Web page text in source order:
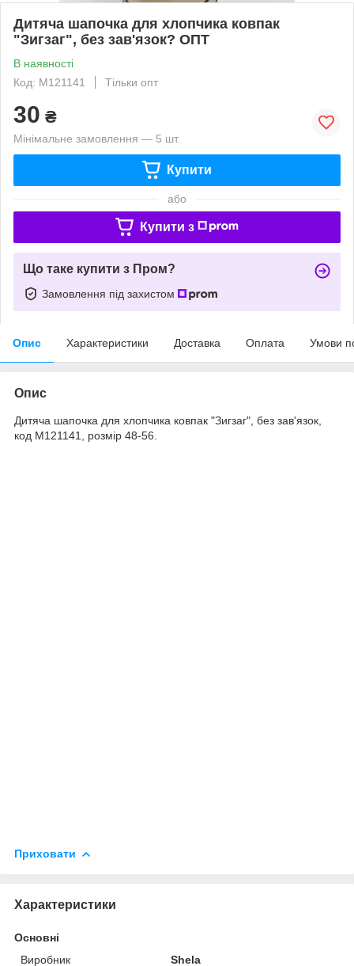
Дитяча шапочка для хлопчика ковпак
"Зигзаг", без зав'язок? ОПТ
В наявності
Код: M121141
Тільки опт
30 ₴
Мінімальне замовлення — 5 шт.
Купити
або
Купити з
Що таке купити з Пром?
Замовлення під захистом
Опис Характеристики Доставка Оплата Умови
Опис
Дитяча шапочка для хлопчика ковпак "Зигзаг", без зав'язок,
код M121141, розмір 48-56.
Приховати
Характеристики
Основні
Виробник
Shela